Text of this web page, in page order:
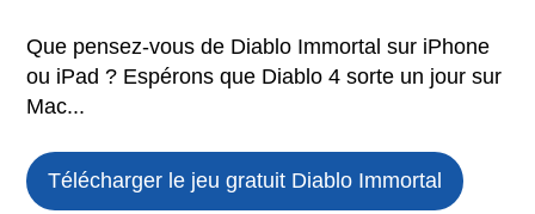
Que pensez-vous de Diablo Immortal sur iPhone
ou iPad ? Espérons que Diablo 4 sorte un jour sur
Mac...
Télécharger le jeu gratuit Diablo Immortal